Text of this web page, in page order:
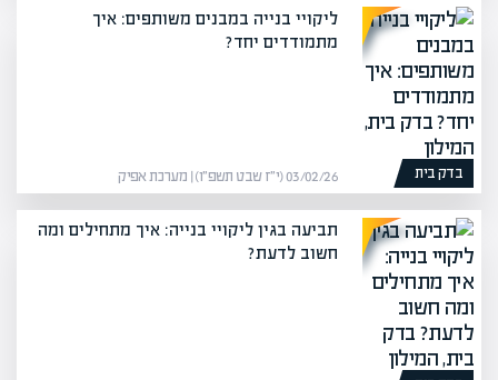
בדק בית
ליקויי בנייה במבנים משותפים: איך
מתמודדים יחד?
03/02/26 (י״ז שבט תשפ״ו) | מערכת אפיק
תביעה בגין ליקויי בנייה: איך מתחילים ומה
חשוב לדעת?